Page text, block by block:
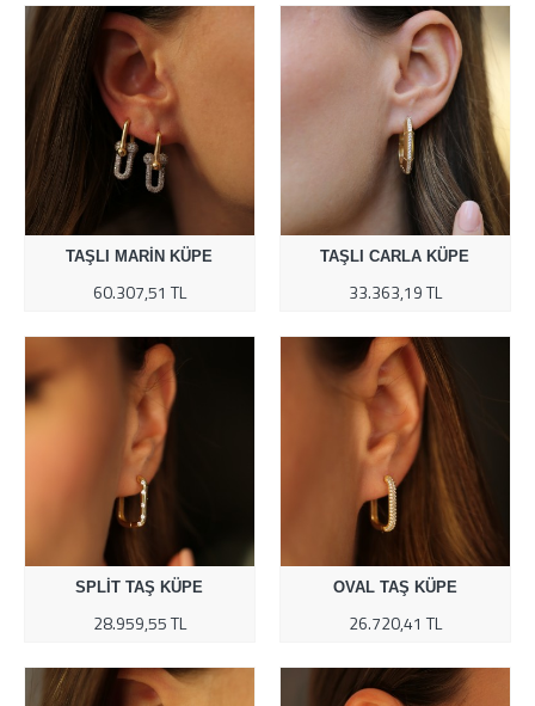
TAŞLI MARIN KÜPE
60.307,51 TL
TAŞLI CARLA KÜPE
33.363,19 TL
SPLIT TAŞ KÜPE
28.959,55 TL
OVAL TAŞ KÜPE
26.720,41 TL